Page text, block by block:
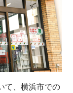
て、横浜市での